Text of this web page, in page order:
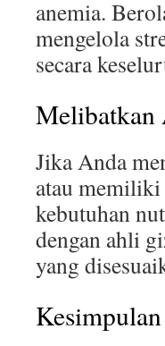
anemia.
mengelola
secara
Jika Anda
atau memiliki
kebutuhan
dengan ahli
yang
Kesimpulan